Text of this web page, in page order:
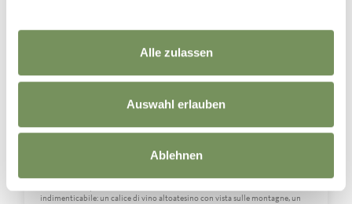
Alle zulassen
Auswahl erlauben
Ablehnen
echte Genussmomente. Ob in gemütlichen Cafés, traditionellen Almhütten
Geschmackserlebnis.
Was gehört für euch zu einem perfekten Genussmoment im Urlaub?💚
indimenticabile: un calice di vino altoatesino con vista sulle montagne, un